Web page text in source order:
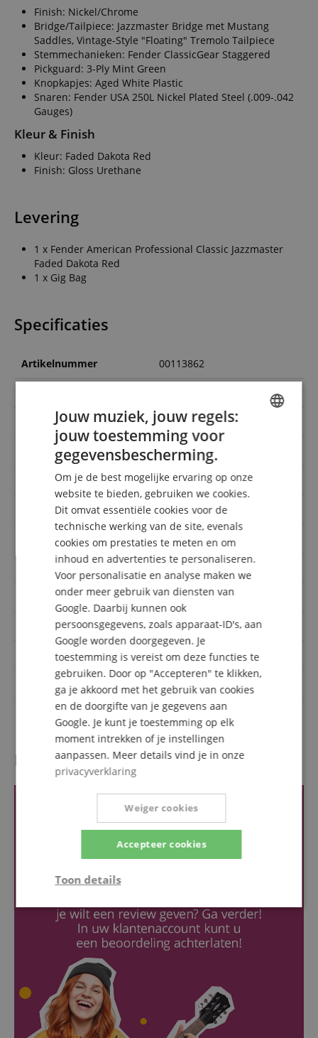
Finish: Nickel/Chrome
Bridge/Tailpiece: Jazzmaster Bridge met Mustang
Saddles, Vintage-Style "Floating" Tremolo Tailpiece
Stemmechanieken: Fender ClassicGear Staggered
Pickguard: 3-Ply Mint Green
Knopkapjes: Aged White Plastic
Snaren: Fender USA 250L Nickel Plated Steel (.009-.042
Gauges)
Kleur & Finish
Kleur: Faded Dakota Red
Finish: Gloss Urethane
Levering
1 x Fender American Professional Classic Jazzmaster
Faded Dakota Red
1 x Gig Bag
Specificaties
Artikelnummer 00113862
Erle
Fretboard Palisander
Topkam breedte 42 mm
Mensur Standard 24.75 bis 25.5 Zoll
Ahorn
Oriëntatie Rechtshändig
Bruggen/topkammen Tremolo
incl. tas / koffer Gigbag
Bovenkant -
Pick-ups
Oppervlakte Gloss
Recensies van klanten
ITALIAN
SPANISH
Jouw muziek, jouw regels:
jouw toestemming voor
gegevensbescherming.
Om je de best mogelijke ervaring op onze
website te bieden, gebruiken we cookies.
Dit omvat essentiële cookies voor de
technische werking van de site, evenals
cookies om prestaties te meten en om
inhoud en advertenties te personaliseren.
Voor personalisatie en analyse maken we
onder meer gebruik van diensten van
Google. Daarbij kunnen ook
persoonsgegevens, zoals apparaat-ID's, aan
Google worden doorgegeven. Je
toestemming is vereist om deze functies te
gebruiken. Door op "Accepteren" te klikken,
ga je akkoord met het gebruik van cookies
en de doorgifte van je gegevens aan
Google. Je kunt je toestemming op elk
moment intrekken of je instellingen
aanpassen. Meer details vind je in onze
privacyverklaring
Accepteer cookies
Weiger cookies
Toon details
Strikt
noodzakelijk
Prestatie Gericht op
Functionaliteit
geclassificeerd